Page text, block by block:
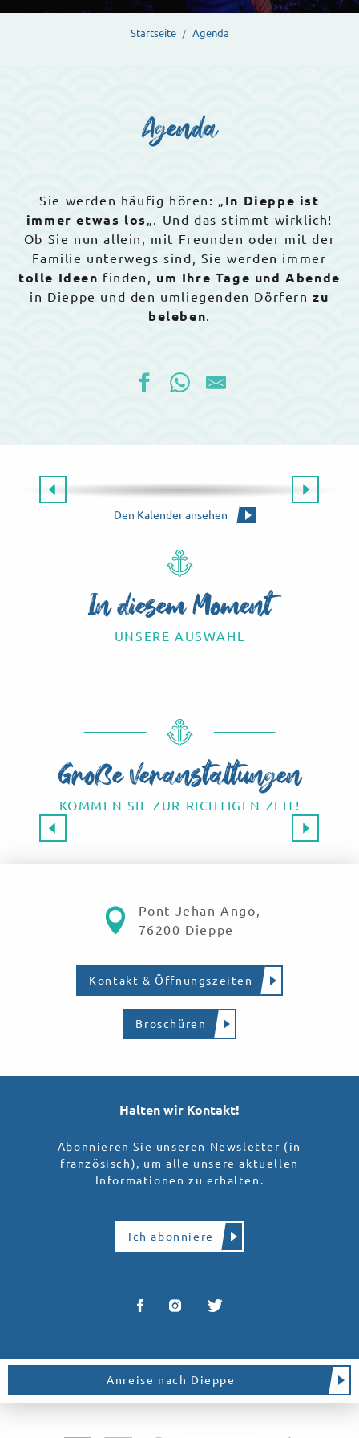
Startseite Agenda
Agenda
Sie werden häufig hören: „ In Dieppe ist
immer etwas los „. Und das stimmt wirklich!
Ob Sie nun allein, mit Freunden oder mit der
Familie unterwegs sind, Sie werden immer
tolle Ideen finden, um Ihre Tage und Abende
in Dieppe und den umliegenden Dörfernzu
beleben.
Den Kalender ansehen
Die Agenda für dieses Wochenende
In diesem Moment
UNSERE AUSWAHL
Große Veranstaltungen
KOMMEN SIE ZUR RICHTIGEN ZEIT!
Pont Jehan Ango,
76200 Dieppe
Kontakt & Öffnungszeiten
Broschüren
Halten wir Kontakt!
Abonnieren Sie unseren Newsletter (in
französisch), um alle unsere aktuellen
Informationen zu erhalten.
Ich abonniere
Anreise nach Dieppe